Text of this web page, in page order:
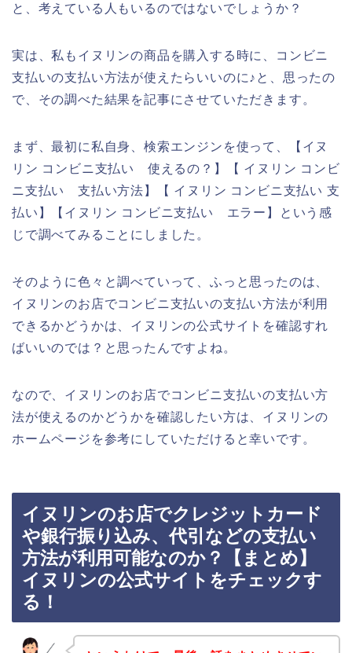
と、考えている人もいるのではないでしょうか？
実は、私もイヌリンの商品を購入する時に、コンビニ
支払いの支払い方法が使えたらいいのに♪と、思ったの
で、その調べた結果を記事にさせていただきます。
まず、最初に私自身、検索エンジンを使って、【イヌ
リン コンビニ支払い 使えるの？】【 イヌリン コンビ
ニ支払い 支払い方法】【 イヌリン コンビニ支払い 支
払い】【イヌリン コンビニ支払い エラー】という感
じで調べてみることにしました。
そのように色々と調べていって、ふっと思ったのは、
イヌリンのお店でコンビニ支払いの支払い方法が利用
できるかどうかは、イヌリンの公式サイトを確認すれ
ばいいのでは？と思ったんですよね。
なので、イヌリンのお店でコンビニ支払いの支払い方
法が使えるのかどうかを確認したい方は、イヌリンの
ホームページを参考にしていただけると幸いです。
イヌリンのお店でクレジットカード
や銀行振り込み、代引などの支払い
方法が利用可能なのか？【まとめ】
イヌリンの公式サイトをチェックす
る！